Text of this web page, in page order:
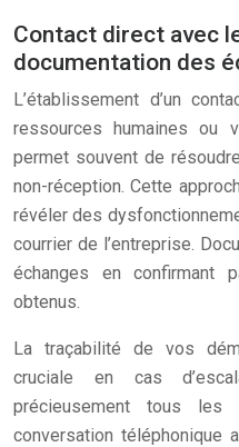
Contact direct avec
documentation des
L’établissement d’un
ressources humaines ou
permet souvent de
non-réception. Cette
révéler des
courrier de l’entreprise.
échanges en confirmant
obtenus.
La traçabilité de vos
cruciale en cas
précieusement tous les
conversation téléphonique